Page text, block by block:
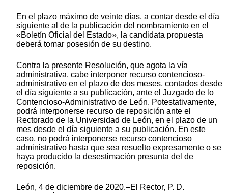
En el plazo máximo de veinte días, a contar desde el día
siguiente al de la publicación del nombramiento en el
«Boletín Oficial del Estado», la candidata propuesta
deberá tomar posesión de su destino.
Contra la presente Resolución, que agota la vía
administrativa, cabe interponer recurso contencioso-
administrativo en el plazo de dos meses, contados desde
el día siguiente a su publicación, ante el Juzgado de lo
Contencioso-Administrativo de León. Potestativamente,
podrá interponerse recurso de reposición ante el
Rectorado de la Universidad de León, en el plazo de un
mes desde el día siguiente a su publicación. En este
caso, no podrá interponerse recurso contencioso
administrativo hasta que sea resuelto expresamente o se
haya producido la desestimación presunta del de
reposición.
León, 4 de diciembre de 2020.–El Rector, P. D.